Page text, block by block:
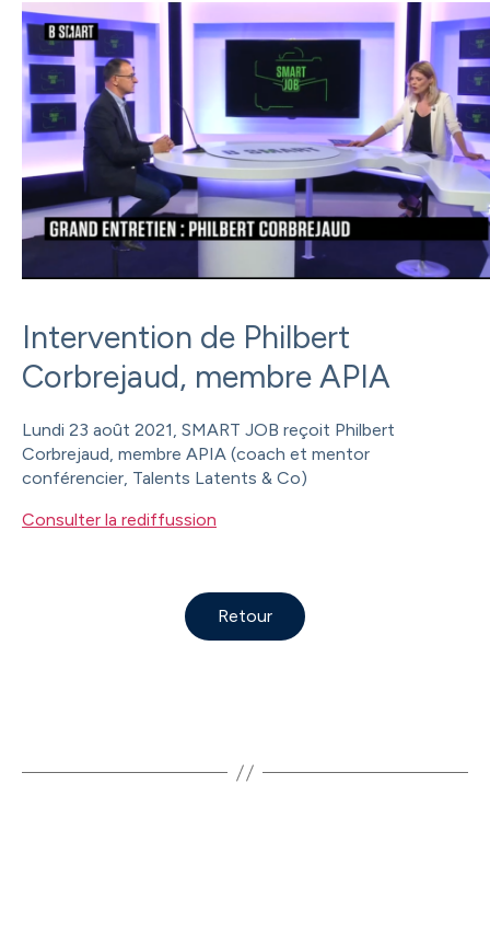
Intervention de Philbert
Corbrejaud, membre APIA
Lundi 23 août 2021, SMART JOB reçoit Philbert
Corbrejaud, membre APIA (coach et mentor
conférencier, Talents Latents & Co)
Consulter la rediffussion
Retour